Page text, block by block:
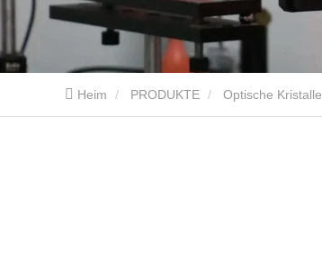
Heim PRODUKTE Optische Kristalle